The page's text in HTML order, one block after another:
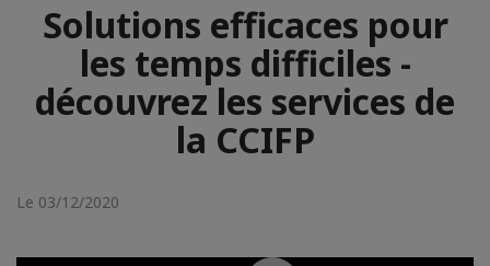
Solutions efficaces pour
les temps difficiles -
découvrez les services de
la CCIFP
Le 03/12/2020